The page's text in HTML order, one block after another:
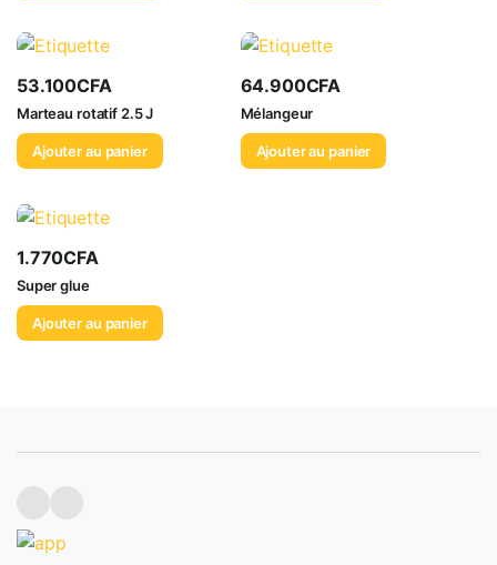
53.100CFA
Marteau rotatif 2.5 J
Ajouter au panier
64.900CFA
Mélangeur
Ajouter au panier
1.770CFA
Super glue
Ajouter au panier